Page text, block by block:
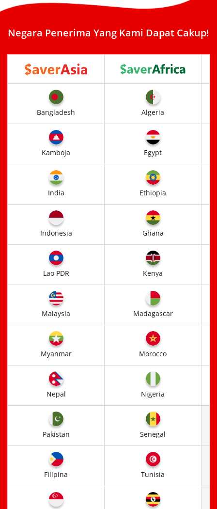
Negara Penerima Yang Kami Dapat Cakup!
Bangladesh Algeria
Kamboja Egypt
India Ethiopia
Indonesia Ghana
Lao PDR Kenya
Malaysia Madagascar
Myanmar Morocco
Nepal Nigeria
Pakistan Senegal
Filipina Tunisia